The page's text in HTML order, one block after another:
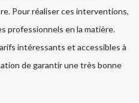
Pour réaliser ces interventions,
professionnels en la matière.
intéressants et accessibles à
de garantir une très bonne